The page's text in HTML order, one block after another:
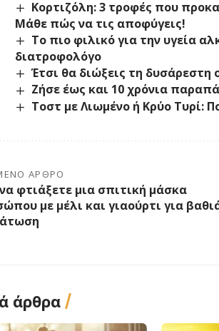
Κορτιζόλη: 3 τροφές που
Μάθε πώς να τις αποφύγεις!
Το πιο φιλικό για την υγεία
διατροφολόγο
Έτσι θα διώξεις τη
Ζήσε έως και 10 χρόνια
Τοστ με Λιωμένο ή Κρύο Τυρί:
ΆΡΘΡΟ
φτιάξετε μια σπιτική μάσκα
με μέλι και γιαούρτι για
άρθρα